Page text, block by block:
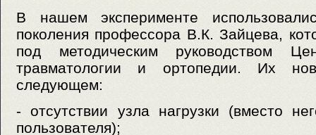
В нашем эксперименте
поколения профессора В.К. Зайцева,
под методическим руководством
травматологии и ортопедии. Их
следующем:
- отсутствии узла нагрузки (вместо
пользователя);